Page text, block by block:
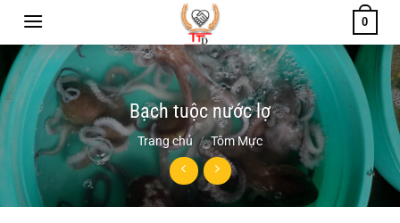
nội
dung
0
Bạch tuộc nước lợ
Trang chủ / Tôm Mực